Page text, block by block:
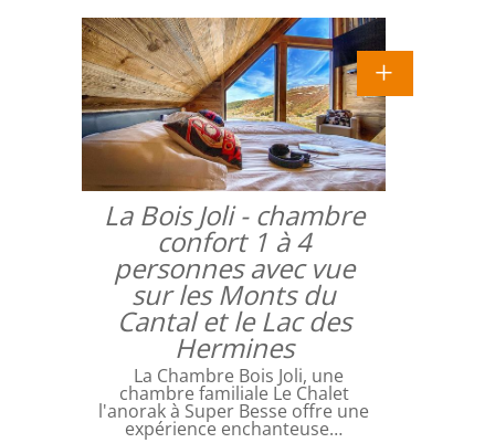
La Bois Joli - chambre
confort 1 à 4
personnes avec vue
sur les Monts du
Cantal et le Lac des
Hermines
La Chambre Bois Joli, une
chambre familiale Le Chalet
l'anorak à Super Besse offre une
expérience enchanteuse…